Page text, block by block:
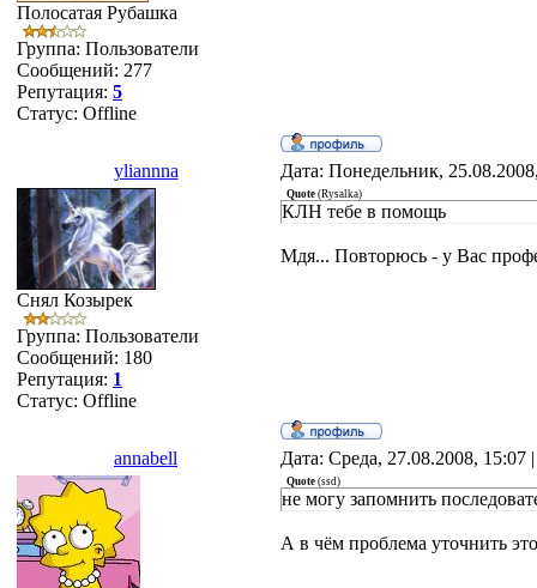
Полосатая Рубашка
Группа: Пользователи
Сообщений: 277
Репутация: 5
Статус: Offline
yliannna Дата: Понедельник,
Снял Козырек
Группа: Пользователи
Сообщений: 180
Репутация: 1
Статус: Offline
Quote (Rysalka)
КЛН тебе в помощь
Мдя... Повторюсь - у Вас
annabell Дата: Среда, 27.08.2008,
Quote (ssd)
не могу запомнить
А в чём проблема уточнить